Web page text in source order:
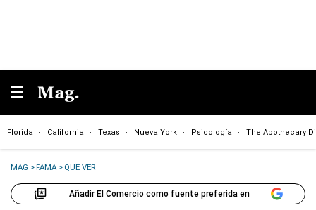
Florida California Texas Nueva York Psicología The Apothecary
MAG >FAMA > QUE VER
Añadir El Comercio como fuente preferida en